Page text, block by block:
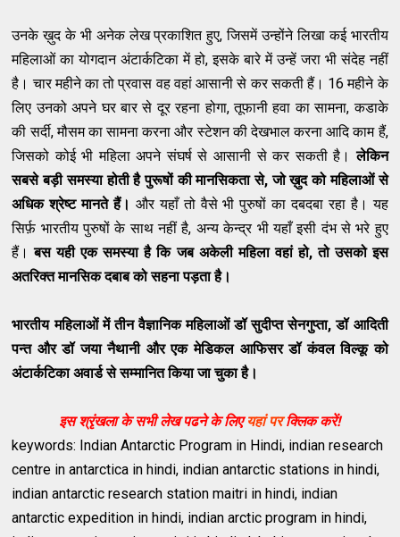
उनके ख़ुद के भी अनेक लेख प्रकाशित हुए, जिसमें उन्होंने लिखा कई भारतीय
महिलाओं का योगदान अंटार्कटिका में हो, इसके बारे में उन्हें जरा भी संदेह नहीं
है। चार महीने का तो प्रवास वह वहां आसानी से कर सकती हैं। 16 महीने के
लिए उनको अपने घर बार से दूर रहना होगा, तूफानी हवा का सामना, कडाके
की सर्दी, मौसम का सामना करना और स्टेशन की देखभाल करना आदि काम हैं,
जिसको कोई भी महिला अपने संघर्ष से आसानी से कर सकती है।लेकिन
सबसे बड़ी समस्या होती है पुरूषों की मानसिकता से, जो ख़ुद को महिलाओं से
अधिक श्रेष्ट मानते हैं। और यहाँ तो वैसे भी पुरुषों का दबदबा रहा है। यह
सिर्फ़ भारतीय पुरुषों के साथ नहीं है, अन्य केन्द्र भी यहाँ इसी दंभ से भरे हुए
हैं।बस यही एक समस्या है कि जब अकेली महिला वहां हो, तो उसको इस
अतरिक्त मानसिक दबाब को सहना पड़ता है।
भारतीय महिलाओं में तीन वैज्ञानिक महिलाओं डॉ सुदीप्त सेनगुप्ता, डॉ आदिती
पन्त और डॉ जया नैथानी और एक मेडिकल आफिसर डॉ कंवल विल्कू को
अंटार्कटिका अवार्ड से सम्मानित किया जा चुका है।
इस श्रृंखला के सभी लेख पढने के लिएयहां परक्लिक करें!
keywords: Indian Antarctic Program in Hindi, indian research
centre in antarctica in hindi, indian antarctic stations in hindi,
indian antarctic research station maitri in hindi, indian
antarctic expedition in hindi, indian arctic program in hindi,